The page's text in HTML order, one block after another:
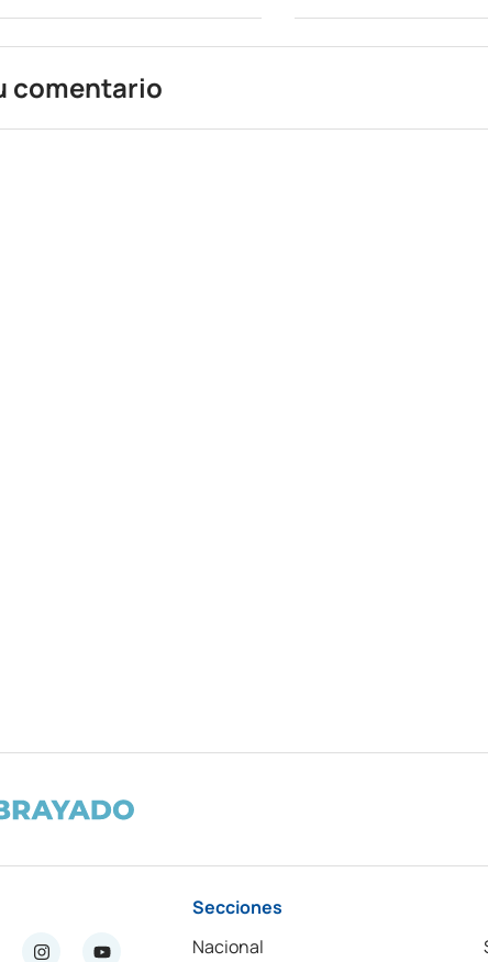
comentario
Secciones
Nacional